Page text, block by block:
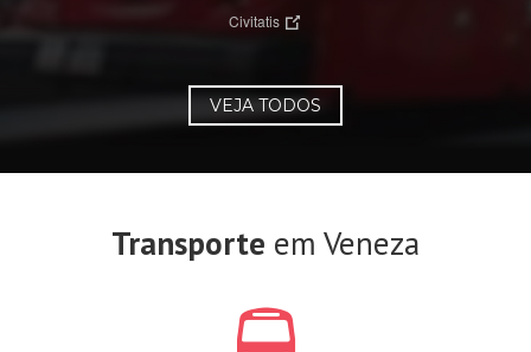
Civitatis
VEJA TODOS
Transporte em Veneza